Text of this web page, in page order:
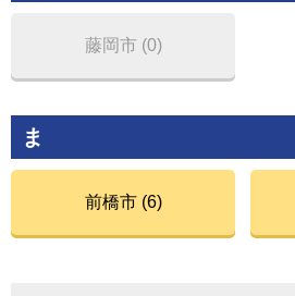
藤岡市 (0)
ま
前橋市 (6)